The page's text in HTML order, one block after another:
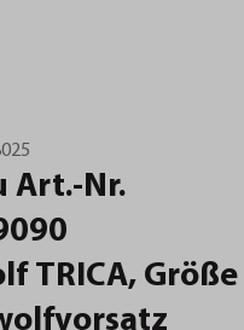
Art.-Nr.
TRICA, Größe